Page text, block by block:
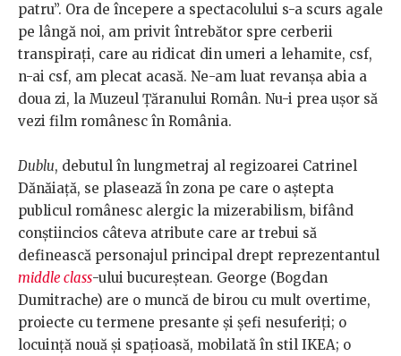
patru”. Ora de începere a spectacolului s-a scurs agale
pe lângă noi, am privit întrebător spre cerberii
transpiraţi, care au ridicat din umeri a lehamite, csf,
n-ai csf, am plecat acasă. Ne-am luat revanşa abia a
doua zi, la Muzeul Ţăranului Român. Nu-i prea ușor să
vezi film românesc în România.
Dublu, debutul în lungmetraj al regizoarei Catrinel
Dănăiață, se plasează în zona pe care o aştepta
publicul românesc alergic la mizerabilism, bifând
conştiincios câteva atribute care ar trebui să
definească personajul principal drept reprezentantul
middle class-ului bucureştean. George (Bogdan
Dumitrache) are o muncă de birou cu mult overtime,
proiecte cu termene presante şi şefi nesuferiţi; o
locuinţă nouă şi spaţioasă, mobilată în stil IKEA; o